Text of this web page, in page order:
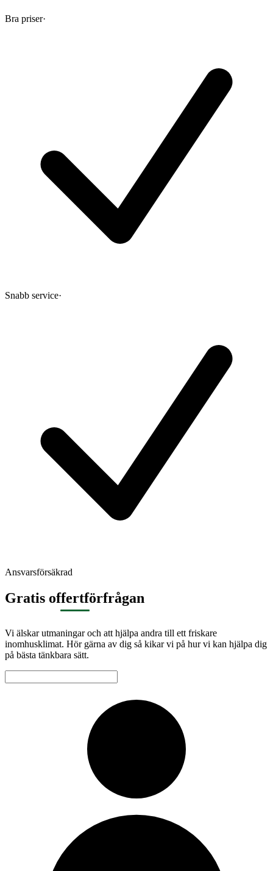
Bra priser·
Snabb service·
Ansvarsförsäkrad
Gratis offertförfrågan
Vi älskar utmaningar och att hjälpa andra till ett friskare
inomhusklimat. Hör gärna av dig så kikar vi på hur vi kan hjälpa dig
på bästa tänkbara sätt.